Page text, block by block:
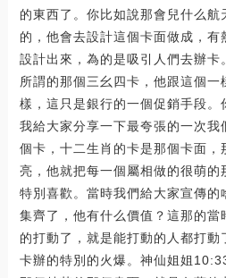
的東西了。你比如說那會兒什么航
的，他會去設計這個卡面做成，
設計出來，為的是吸引人們去辦卡
所謂的那個三幺四卡，他跟這個一
樣，這只是銀行的一個促銷手段。
我給大家分享一下最夸張的一次我
個卡，十二生肖的卡是那個卡面，
亮，他就把每一個屬相做的很萌的
特別喜歡。當時我們給大家宣傳
集齊了，他有什么價值？這那的當
的打動了，就是能打動的人都打動
卡辦的特別的火爆。神仙姐姐